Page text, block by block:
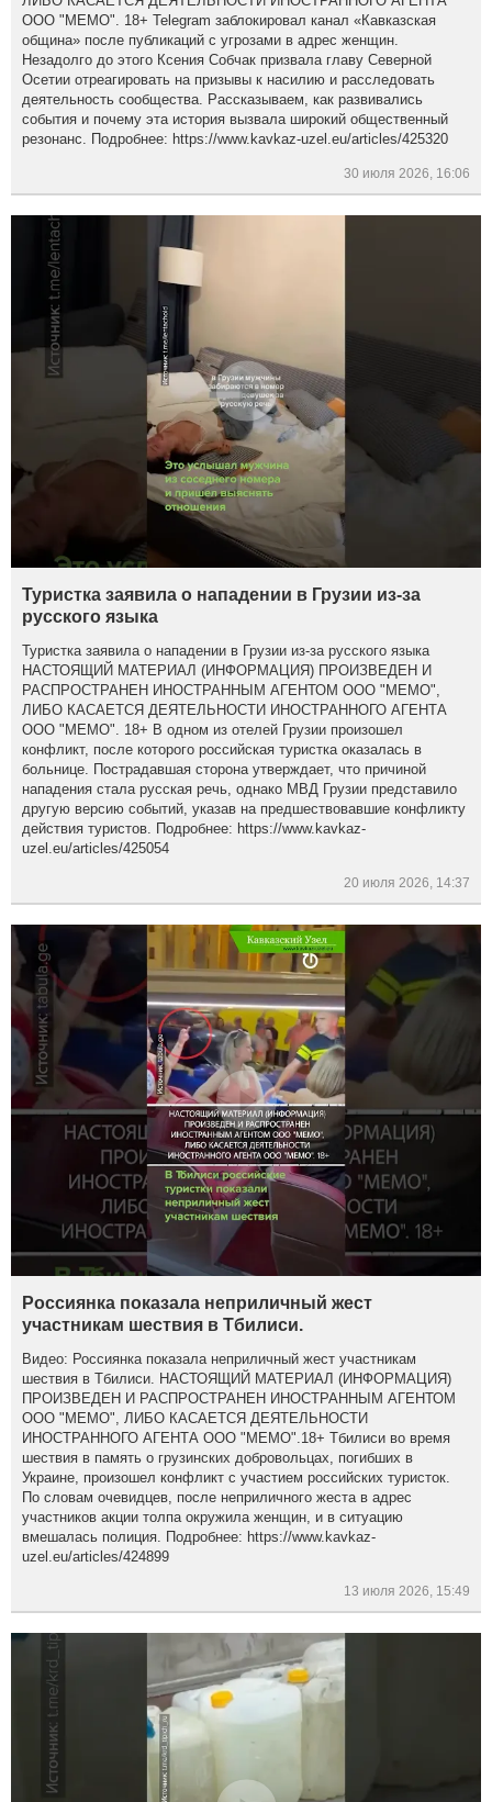
ООО "МЕМО". 18+ Telegram заблокировал канал «Кавказская
община» после публикаций с угрозами в адрес женщин.
Незадолго до этого Ксения Собчак призвала главу Северной
Осетии отреагировать на призывы к насилию и расследовать
деятельность сообщества. Рассказываем, как развивались
события и почему эта история вызвала широкий общественный
резонанс. Подробнее: https://www.kavkaz-uzel.eu/articles/425320
30 июля 2026, 16:06
Туристка заявила о нападении в Грузии из-за
русского языка
Туристка заявила о нападении в Грузии из-за русского языка
НАСТОЯЩИЙ МАТЕРИАЛ (ИНФОРМАЦИЯ) ПРОИЗВЕДЕН И
РАСПРОСТРАНЕН ИНОСТРАННЫМ АГЕНТОМ ООО "МЕМО",
ЛИБО КАСАЕТСЯ ДЕЯТЕЛЬНОСТИ ИНОСТРАННОГО АГЕНТА
ООО "МЕМО". 18+ В одном из отелей Грузии произошел
конфликт, после которого российская туристка оказалась в
больнице. Пострадавшая сторона утверждает, что причиной
нападения стала русская речь, однако МВД Грузии представило
другую версию событий, указав на предшествовавшие конфликту
действия туристов. Подробнее: https://www.kavkaz-
uzel.eu/articles/425054
20 июля 2026, 14:37
Россиянка показала неприличный жест
участникам шествия в Тбилиси.
Видео: Россиянка показала неприличный жест участникам
шествия в Тбилиси. НАСТОЯЩИЙ МАТЕРИАЛ (ИНФОРМАЦИЯ)
ПРОИЗВЕДЕН И РАСПРОСТРАНЕН ИНОСТРАННЫМ АГЕНТОМ
ООО "МЕМО", ЛИБО КАСАЕТСЯ ДЕЯТЕЛЬНОСТИ
ИНОСТРАННОГО АГЕНТА ООО "МЕМО".18+ Тбилиси во время
шествия в память о грузинских добровольцах, погибших в
Украине, произошел конфликт с участием российских туристок.
По словам очевидцев, после неприличного жеста в адрес
участников акции толпа окружила женщин, и в ситуацию
вмешалась полиция. Подробнее: https://www.kavkaz-
uzel.eu/articles/424899
13 июля 2026, 15:49